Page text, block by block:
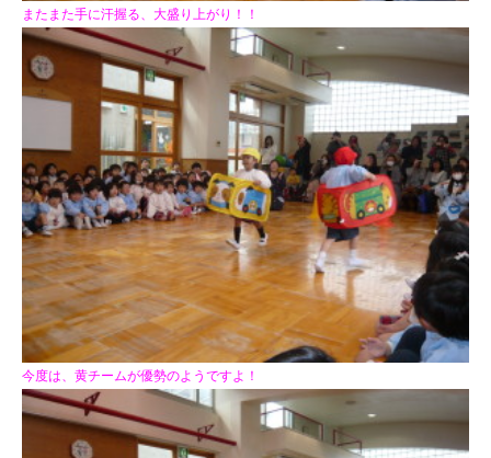
またまた手に汗握る、大盛り上がり！！
今度は、黄チームが優勢のようですよ！